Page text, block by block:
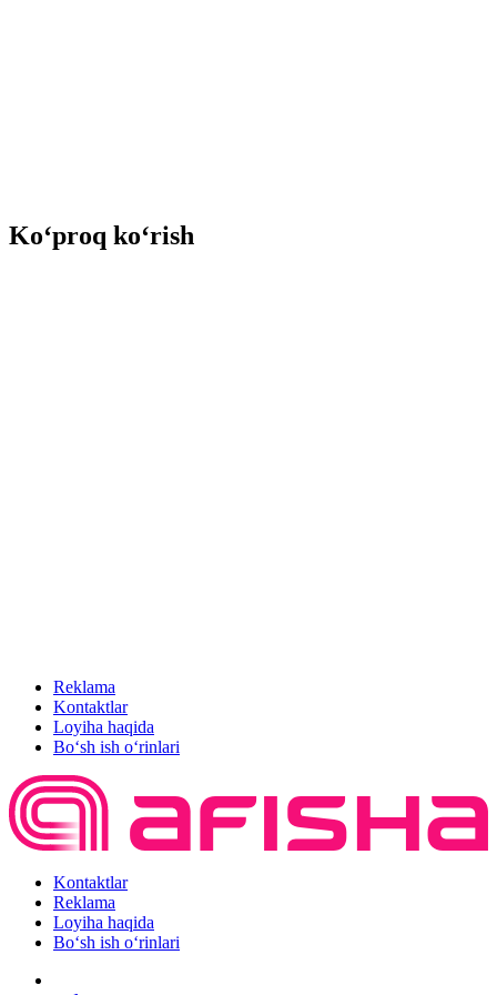
Ko‘proq ko‘rish
Reklama
Kontaktlar
Loyiha haqida
Bo‘sh ish o‘rinlari
Kontaktlar
Reklama
Loyiha haqida
Bo‘sh ish o‘rinlari